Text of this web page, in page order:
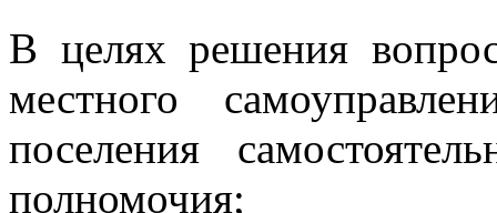
В целях решения
местного
поселения
полномочия;